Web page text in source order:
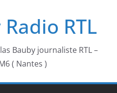
RTL
Bauby journaliste RTL –
( Nantes )